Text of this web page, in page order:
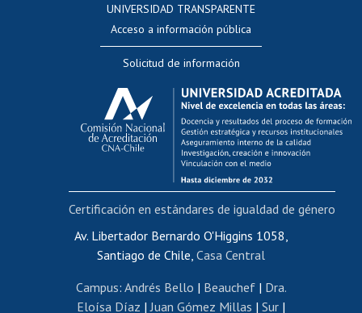
Perfeccionamiento
Editar Portafolio Académico
Evaluación docente
Calificación académica
Postulación al AUCAI
Funcionarias/os
Cursos internos de capacitación
Bienestar del personal
Portal de movilidad interna
Certificado de renta
Certificado de renta honorarios
Editar páginas blancas
UNIVERSIDAD TRANSPARENTE
Acceso a información pública
Solicitud de información
Av. Libertador Bernardo O'Higgins 1058,
Santiago de Chile, Casa Central
Campus: Andrés Bello | Beauchef| Dra.
Eloísa Díaz | Juan Gómez Millas | Sur |
Certificación en estándares de igualdad de género